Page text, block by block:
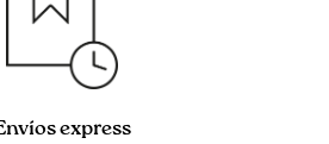
express